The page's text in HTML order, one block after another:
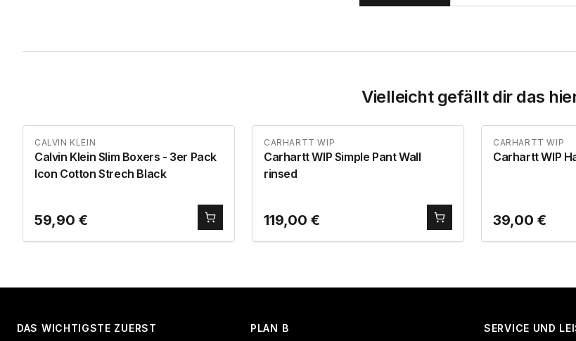
Vielleicht gefällt dir das
CALVIN KLEIN
Calvin Klein Slim Boxers - 3er Pack
Icon Cotton Strech Black
59,90 €
CARHARTT WIP
Carhartt WIP Simple Pant Wall
rinsed
119,00 €
CARHARTT WIP
Carhartt WIP
39,00 €
DAS WICHTIGSTE ZUERST PLAN B SERVICE UND